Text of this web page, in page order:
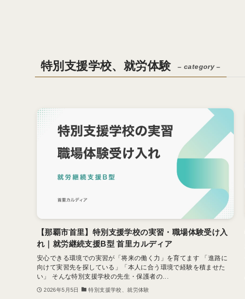
特別支援学校、就労体験 – category –
【那覇市首里】特別支援学校の実習・職場体験受け入
れ｜就労継続支援B型 首里カルディア
安心できる環境での実習が「将来の働く力」を育てます 「進路に
向けて実習先を探している」「本人に合う環境で経験を積ませた
い」 そんな特別支援学校の先生・保護者の...
2026年5月5日 特別支援学校、就労体験